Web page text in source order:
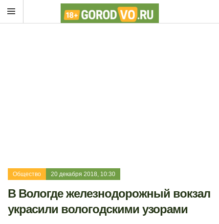
Общество 20 декабря 2018, 10:30
В Вологде железнодорожный вокзал
украсили вологодскими узорами